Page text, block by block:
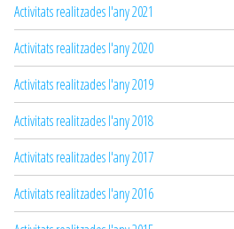
Activitats realitzades l'any 2021
Activitats realitzades l'any 2020
Activitats realitzades l'any 2019
Activitats realitzades l'any 2018
Activitats realitzades l'any 2017
Activitats realitzades l'any 2016